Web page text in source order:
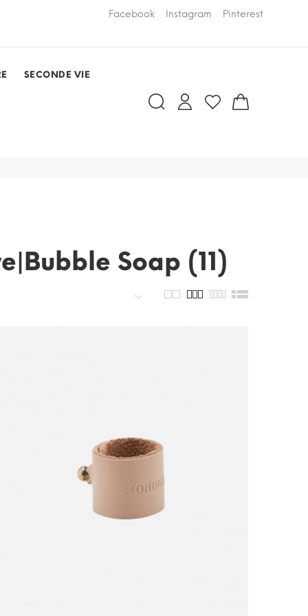
LIVRAISON PAR COURSIER OFFERTEdans un
Facebook Instagram Pinterest
SECONDE VIE
Soap (11)